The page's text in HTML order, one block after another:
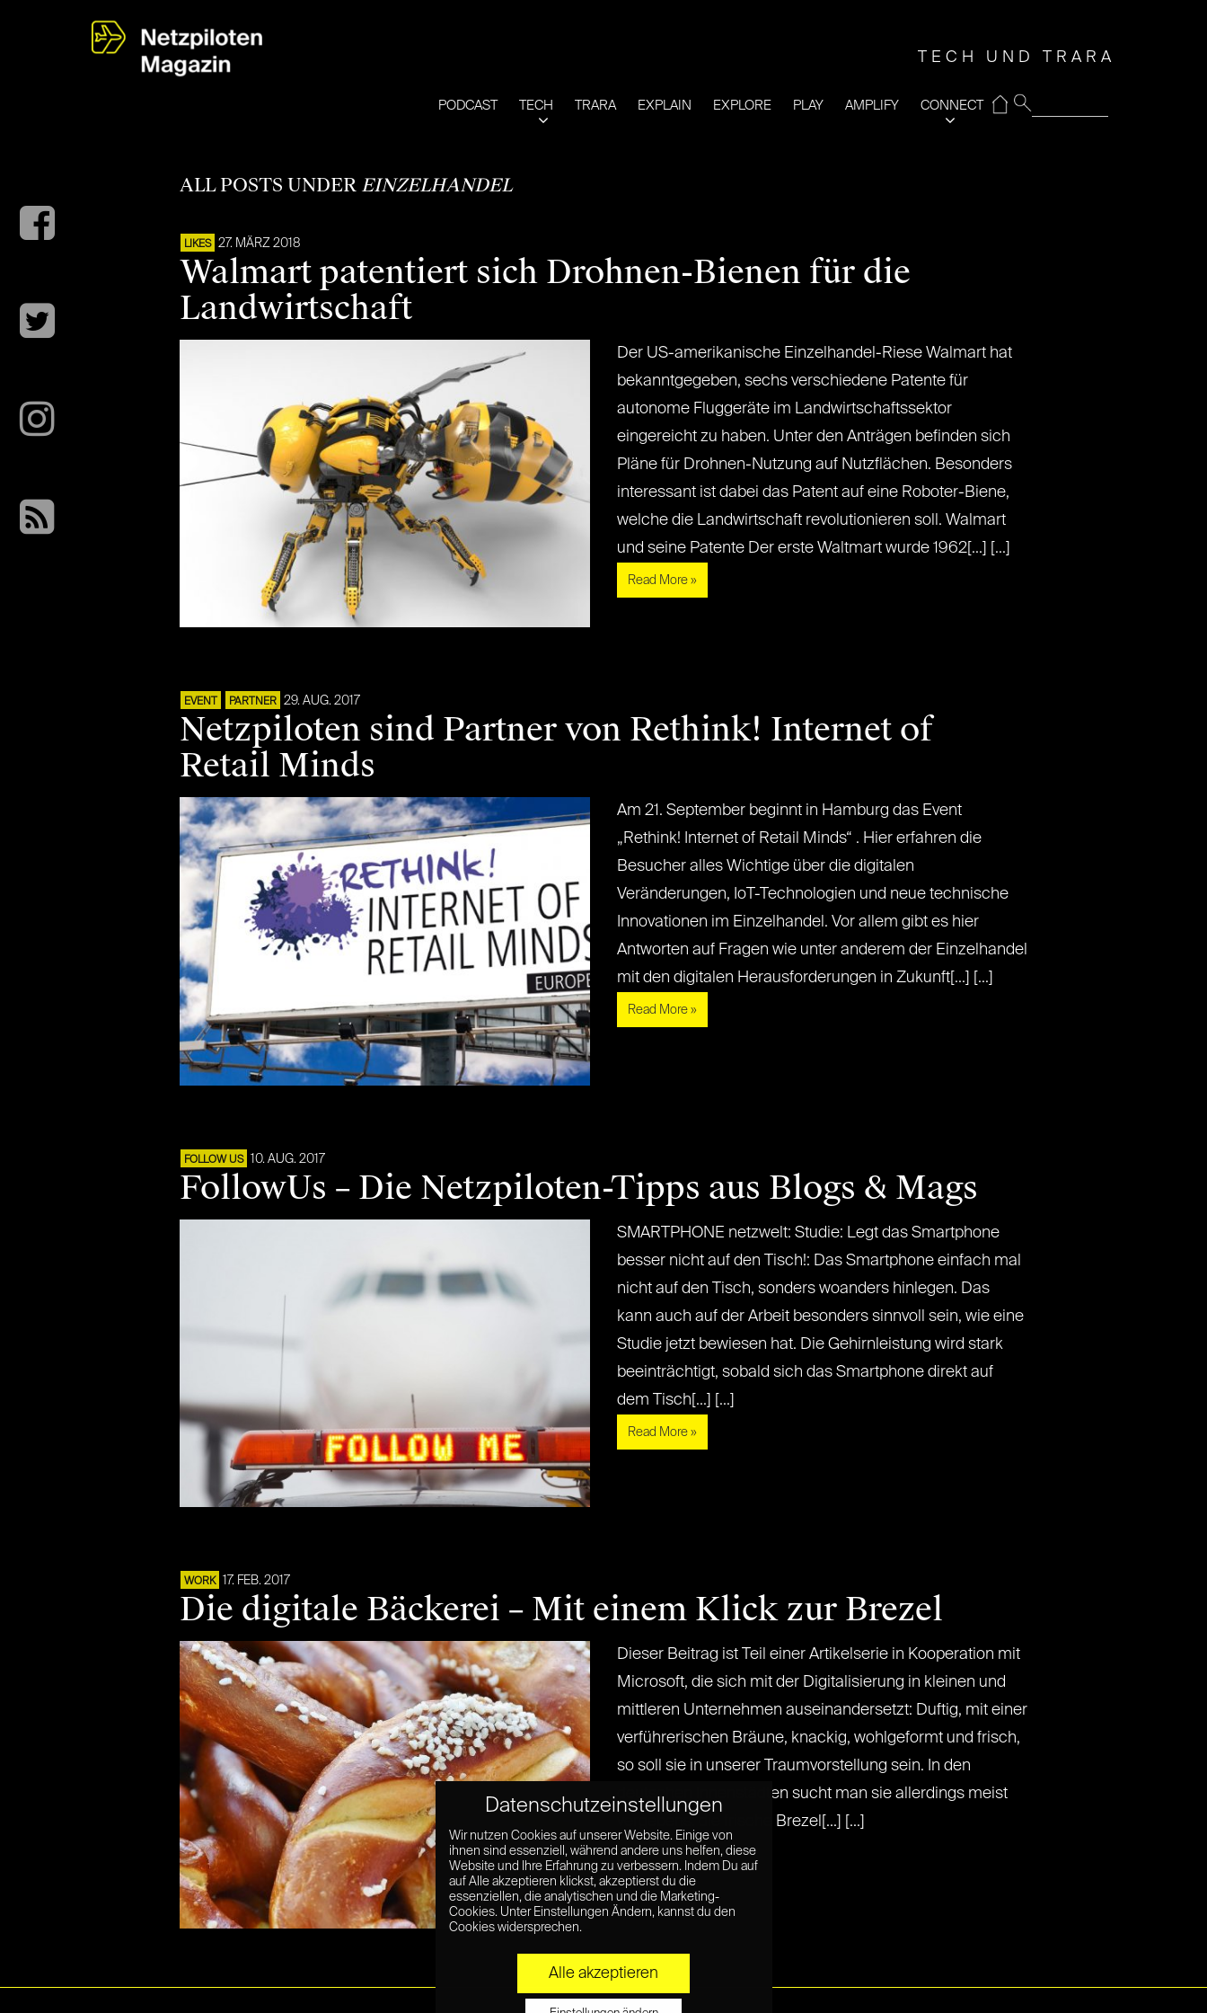
TECH UND TRARA
PODCAST TECH TRARA EXPLAIN EXPLORE PLAY AMPLIFY CONNECT
⌂
ALL POSTS UNDER EINZELHANDEL
LIKES 27. MÄRZ 2018
Walmart patentiert sich Drohnen-Bienen für die
Landwirtschaft
Der US-amerikanische Einzelhandel-Riese Walmart hat
bekanntgegeben, sechs verschiedene Patente für
autonome Fluggeräte im Landwirtschaftssektor
eingereicht zu haben. Unter den Anträgen befinden sich
Pläne für Drohnen-Nutzung auf Nutzflächen. Besonders
interessant ist dabei das Patent auf eine Roboter-Biene,
welche die Landwirtschaft revolutionieren soll. Walmart
und seine Patente Der erste Waltmart wurde 1962[...] [...]
Read More »
EVENT PARTNER 29. AUG. 2017
Netzpiloten sind Partner von Rethink! Internet of
Retail Minds
Am 21. September beginnt in Hamburg das Event
„Rethink! Internet of Retail Minds“ . Hier erfahren die
Besucher alles Wichtige über die digitalen
Veränderungen, IoT-Technologien und neue technische
Innovationen im Einzelhandel. Vor allem gibt es hier
Antworten auf Fragen wie unter anderem der Einzelhandel
mit den digitalen Herausforderungen in Zukunft[...] [...]
Read More »
FOLLOW US 10. AUG. 2017
FollowUs – Die Netzpiloten-Tipps aus Blogs & Mags
SMARTPHONE netzwelt: Studie: Legt das Smartphone
besser nicht auf den Tisch!: Das Smartphone einfach mal
nicht auf den Tisch, sonders woanders hinlegen. Das
kann auch auf der Arbeit besonders sinnvoll sein, wie eine
Studie jetzt bewiesen hat. Die Gehirnleistung wird stark
beeinträchtigt, sobald sich das Smartphone direkt auf
dem Tisch[...] [...]
Read More »
WORK 17. FEB. 2017
Die digitale Bäckerei – Mit einem Klick zur Brezel
Dieser Beitrag ist Teil einer Artikelserie in Kooperation mit
Microsoft, die sich mit der Digitalisierung in kleinen und
mittleren Unternehmen auseinandersetzt: Duftig, mit einer
verführerischen Bräune, knackig, wohlgeformt und frisch,
so soll sie in unserer Traumvorstellung sein. In den
deutschen Innenstädten sucht man sie allerdings meist
vergebens: die frische Brezel[...] [...]
Read More »
Datenschutzeinstellungen
Wir nutzen Cookies auf unserer Website. Einige von
ihnen sind essenziell, während andere uns helfen, diese
Website und Ihre Erfahrung zu verbessern. Indem Du auf
auf Alle akzeptieren klickst, akzeptierst du die
essenziellen, die analytischen und die Marketing-
Cookies. Unter Einstellungen Ändern, kannst du den
Cookies widersprechen.
Alle akzeptieren